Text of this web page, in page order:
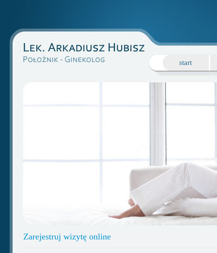
start
Zarejestruj wizytę online